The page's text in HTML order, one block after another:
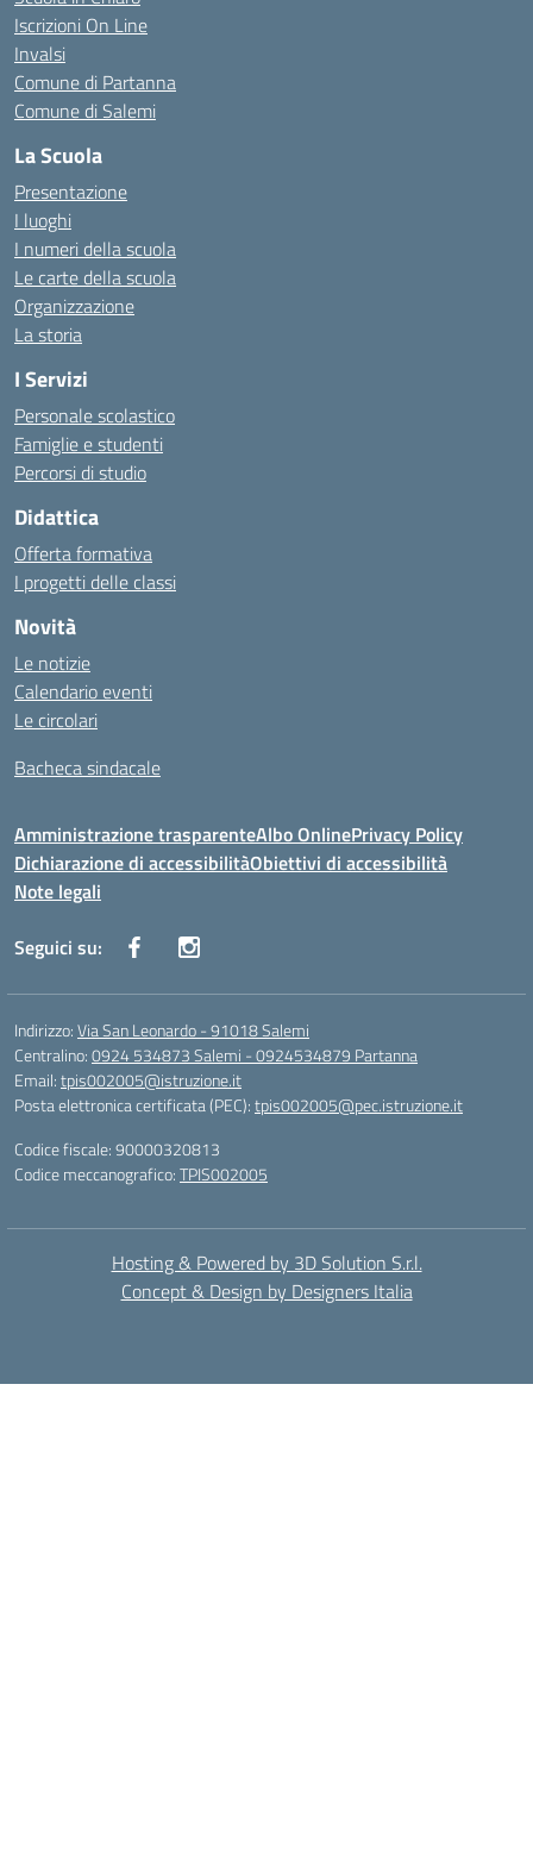
Iscrizioni On Line
Invalsi
Comune di Partanna
Comune di Salemi
La Scuola
Presentazione
I luoghi
I numeri della scuola
Le carte della scuola
Organizzazione
La storia
I Servizi
Personale scolastico
Famiglie e studenti
Percorsi di studio
Didattica
Offerta formativa
I progetti delle classi
Novità
Le notizie
Calendario eventi
Le circolari
Bacheca sindacale
Amministrazione trasparenteAlbo OnlinePrivacy Policy
Dichiarazione di accessibilitàObiettivi di accessibilità
Note legali
Seguici su:
Indirizzo:Via San Leonardo - 91018 Salemi
Centralino:0924 534873 Salemi - 0924534879 Partanna
Email:tpis002005@istruzione.it
Posta elettronica certificata (PEC):tpis002005@pec.istruzione.it
Codice fiscale: 90000320813
Codice meccanografico:TPIS002005
Hosting & Powered by 3D Solution S.r.l.
Concept & Design by Designers Italia